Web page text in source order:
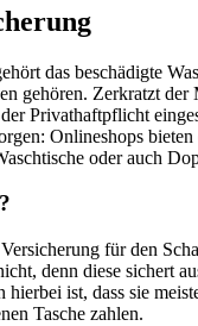
das beschädigte
gehören. Zerkratzt
Privathaftpflicht
Onlineshops
oder auch
für den
denn diese sichert
hierbei ist, dass sie
Tasche zahlen.